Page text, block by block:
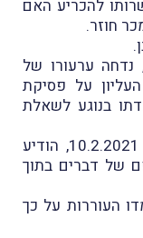
להכריע האם
חוזר.
הערר, נדחה ערעורו של
על פסיקת
בנוגע לשאלת
לאחַר דיון קדם המשפט בערר מיום 10.2.2021, הודיע
של דברים בתוך
העוררות על כך